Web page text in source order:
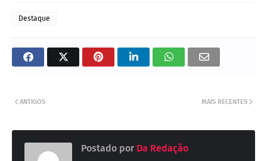
Destaque
MAIS RECENTES
ANTIGOS
Postado por Da Redação